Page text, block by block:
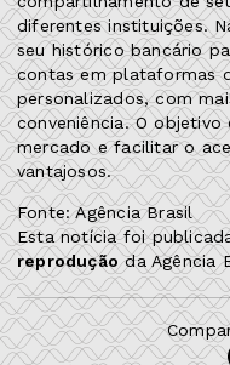
diferentes instituições.
seu histórico bancário
contas em plataformas
personalizados, com
conveniência. O
mercado e facilitar o
vantajosos.
Fonte: Agência Brasil
Esta notícia foi
reproduçãoda Agência